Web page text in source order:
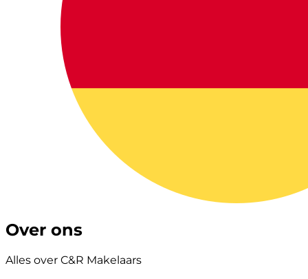
Over ons
Alles over C&R Makelaars